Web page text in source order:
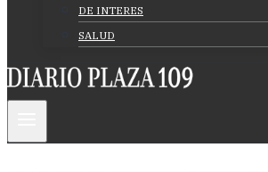
DE INTERES
SALUD